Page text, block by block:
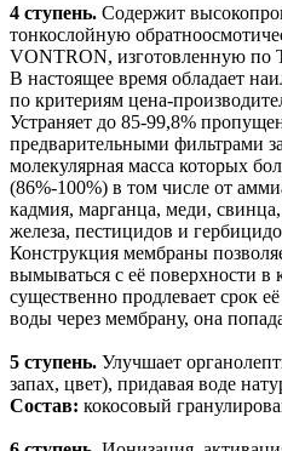
4 ступень. Содержит
тонкослойную
VONTRON, изготовленную по
В настоящее время обладает
по критериям цена-
Устраняет до 85-99,8%
предварительными фильтрами
молекулярная масса которых
(86%-100%) в том числе от
кадмия, марганца, меди,
железа, пестицидов и
Конструкция мембраны
вымываться с её поверхности в
существенно продлевает срок
воды через мембрану, она
5 ступень. Улучшает
запах, цвет), придавая воде
Состав: кокосовый